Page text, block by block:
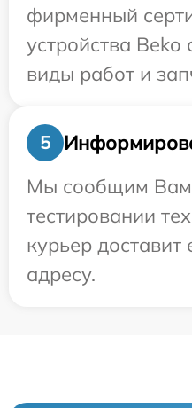
фирменный
устройства Beko
виды работ и
5
Мы сообщим
тестировании
курьер
адресу.